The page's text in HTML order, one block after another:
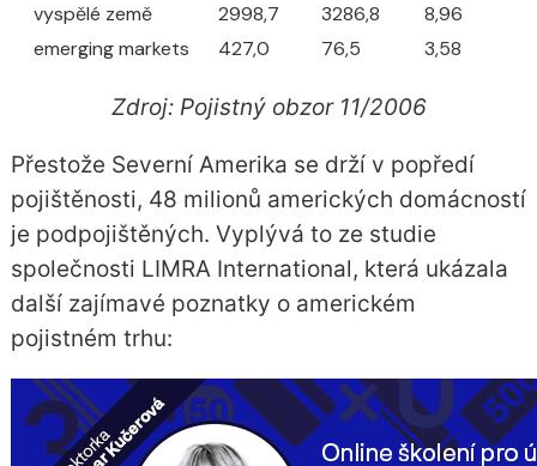
vyspělé země
2998,7 3286,8
8,96
emerging markets
427,0 76,5 3,58
Zdroj: Pojistný obzor 11/2006
Přestože Severní Amerika se drží v popředí
pojištěnosti, 48 milionů amerických domácností
je podpojištěných. Vyplývá to ze studie
společnosti LIMRA International, která ukázala
další zajímavé poznatky o americkém
pojistném trhu: